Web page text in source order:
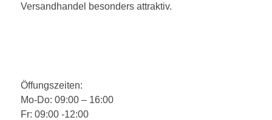
Versandhandel besonders attraktiv.
Öffungszeiten:
Mo-Do: 09:00 – 16:00
Fr: 09:00 -12:00